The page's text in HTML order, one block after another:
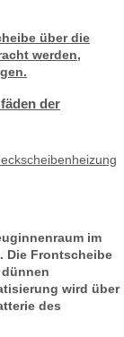
über die
werden,
der
im
Die Frontscheibe
wird über
des